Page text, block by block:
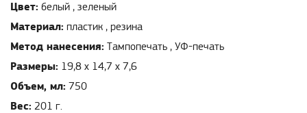
Цвет: белый , зеленый
Материал: пластик , резина
Метод нанесения: Тампопечать , УФ-печать
Размеры: 19,8 х 14,7 х 7,6
Объем, мл: 750
Вес: 201 г.